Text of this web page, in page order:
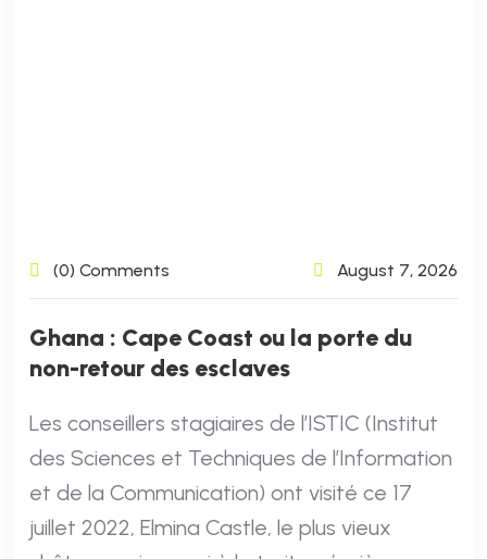
(0) Comments August 7, 2026
Ghana : Cape Coast ou la porte du
non-retour des esclaves
Les conseillers stagiaires de l’ISTIC (Institut
des Sciences et Techniques de l’Information
et de la Communication) ont visité ce 17
juillet 2022, Elmina Castle, le plus vieux